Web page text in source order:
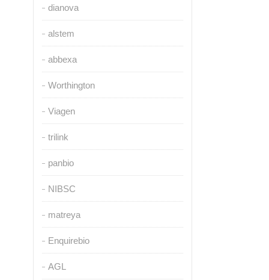
dianova
alstem
abbexa
Worthington
Viagen
trilink
panbio
NIBSC
matreya
Enquirebio
AGL